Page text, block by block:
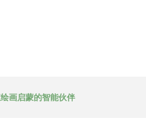
画启蒙的智能伙伴